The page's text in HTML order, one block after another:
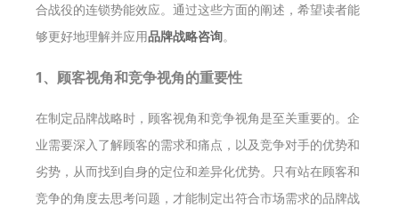
合战役的连锁势能效应。通过这些方面的阐述，希望读者能
够更好地理解并应用品牌战略咨询。
1、顾客视角和竞争视角的重要性
在制定品牌战略时，顾客视角和竞争视角是至关重要的。企
业需要深入了解顾客的需求和痛点，以及竞争对手的优势和
劣势，从而找到自身的定位和差异化优势。只有站在顾客和
竞争的角度去思考问题，才能制定出符合市场需求的品牌战